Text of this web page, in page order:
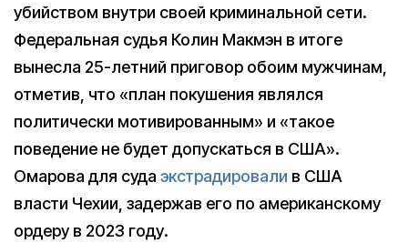
убийством внутри своей криминальной сети.
Федеральная судья Колин Макмэн в итоге
вынесла 25-летний приговор обоим мужчинам,
отметив, что «план покушения являлся
политически мотивированным» и «такое
поведение не будет допускаться в США».
Омарова для суда экстрадировали в США
власти Чехии, задержав его по американскому
ордеру в 2023 году.